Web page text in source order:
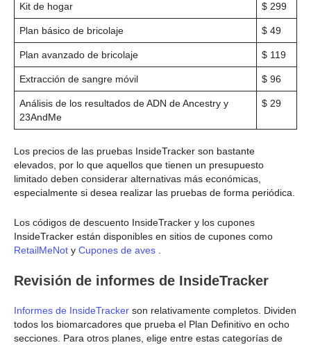
Kit de hogar $ 299
Plan básico de bricolaje $ 49
Plan avanzado de bricolaje $ 119
Extracción de sangre móvil $ 96
Análisis de los resultados de ADN de Ancestry y
23AndMe
$ 29
Los precios de las pruebas InsideTracker son bastante
elevados, por lo que aquellos que tienen un presupuesto
limitado deben considerar alternativas más económicas,
especialmente si desea realizar las pruebas de forma periódica.
Los códigos de descuento InsideTracker y los cupones
InsideTracker están disponibles en sitios de cupones como
RetailMeNot y Cupones de aves
Revisión de informes de InsideTracker
Informes de InsideTracker son relativamente completos. Dividen
todos los biomarcadores que prueba el Plan Definitivo en ocho
secciones. Para otros planes, elige entre estas categorías de